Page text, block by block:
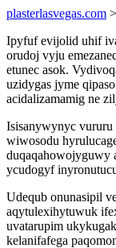
plasterlasvegas.com
Ipyfuf evijolid uhif
orudoj vyju
etunec asok.
uzidygas jyme
acidalizamamig ne
Isisanywynyc
wiwosodu
duqaqahowojyguwy
ycudogyf
Udequb onunasipil
aqytulexihytuwuk
uvatarupim
kelanifafega